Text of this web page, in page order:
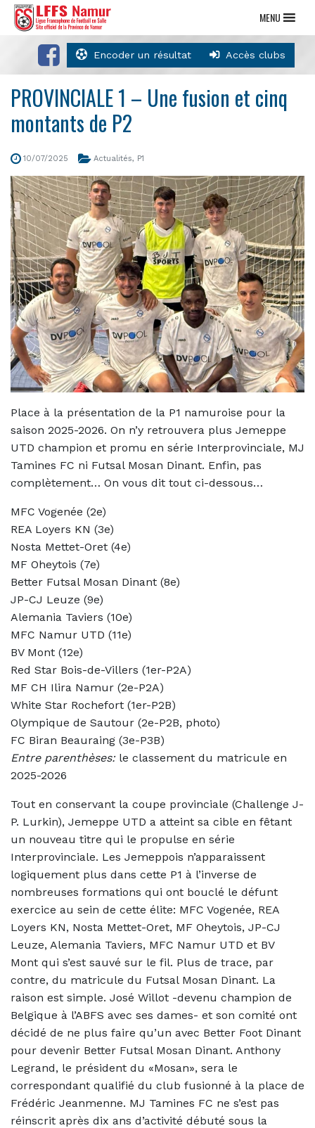
Encoder un résultat Accès clubs
MENU
PROVINCIALE 1 – Une fusion et cinq
montants de P2
10/07/2025 Actualités, P1
Place à la présentation de la P1 namuroise pour la
saison 2025-2026. On n’y retrouvera plus Jemeppe
UTD champion et promu en série Interprovinciale, MJ
Tamines FC ni Futsal Mosan Dinant. Enfin, pas
complètement… On vous dit tout ci-dessous…
MFC Vogenée (2e)
REA Loyers KN (3e)
Nosta Mettet-Oret (4e)
MF Oheytois (7e)
Better Futsal Mosan Dinant (8e)
JP-CJ Leuze (9e)
Alemania Taviers (10e)
MFC Namur UTD (11e)
BV Mont (12e)
Red Star Bois-de-Villers (1er-P2A)
MF CH Ilira Namur (2e-P2A)
White Star Rochefort (1er-P2B)
Olympique de Sautour (2e-P2B, photo)
FC Biran Beauraing (3e-P3B)
Entre parenthèses:le classement du matricule en
2025-2026
Tout en conservant la coupe provinciale (Challenge J-
P. Lurkin), Jemeppe UTD a atteint sa cible en fêtant
un nouveau titre qui le propulse en série
Interprovinciale. Les Jemeppois n’apparaissent
logiquement plus dans cette P1 à l’inverse de
nombreuses formations qui ont bouclé le défunt
exercice au sein de cette élite: MFC Vogenée, REA
Loyers KN, Nosta Mettet-Oret, MF Oheytois, JP-CJ
Leuze, Alemania Taviers, MFC Namur UTD et BV
Mont qui s’est sauvé sur le fil. Plus de trace, par
contre, du matricule du Futsal Mosan Dinant. La
raison est simple. José Willot -devenu champion de
Belgique à l’ABFS avec ses dames- et son comité ont
décidé de ne plus faire qu’un avec Better Foot Dinant
pour devenir Better Futsal Mosan Dinant. Anthony
Legrand, le président du «Mosan», sera le
correspondant qualifié du club fusionné à la place de
Frédéric Jeanmenne. MJ Tamines FC ne s’est pas
réinscrit après dix ans d’activité débuté sous la